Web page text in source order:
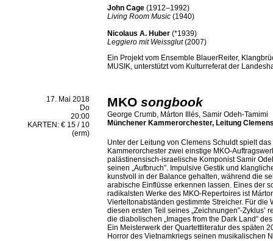
John Cage (1912–1992)
Living Room Music (1940)
Nicolaus A. Huber (*1939)
Leggiero mit Weissglut(2007)
Ein Projekt vom Ensemble BlauerReiter,
MUSIK, unterstützt vom Kulturreferat der
17. Mai 2018
Do
20:00
KARTEN: € 15 / 10
(erm)
MKO songbook
George Crumb, Márton Illés, Samir Odeh-Tamimi
Münchener Kammerorchester, Leitung
Unter der Leitung von Clemens Schuldt spielt
Kammerorchester zwei einstige MKO-
palästinensisch-israelische Komponist Samir
seinen „Aufbruch”. Impulsive Gestik und
kunstvoll in der Balance gehalten, während die
arabische Einflüsse erkennen lassen. Eines der
radikalsten Werke des MKO-Repertoires ist
Vierteltonabständen gestimmte Streicher. Für die
diesen ersten Teil seines „Zeichnungen”-Zyklus’
die diabolischen „Images from the Dark Land”
Ein Meisterwerk der Quartettliteratur des späten
Horror des Vietnamkriegs seinen musikalischen